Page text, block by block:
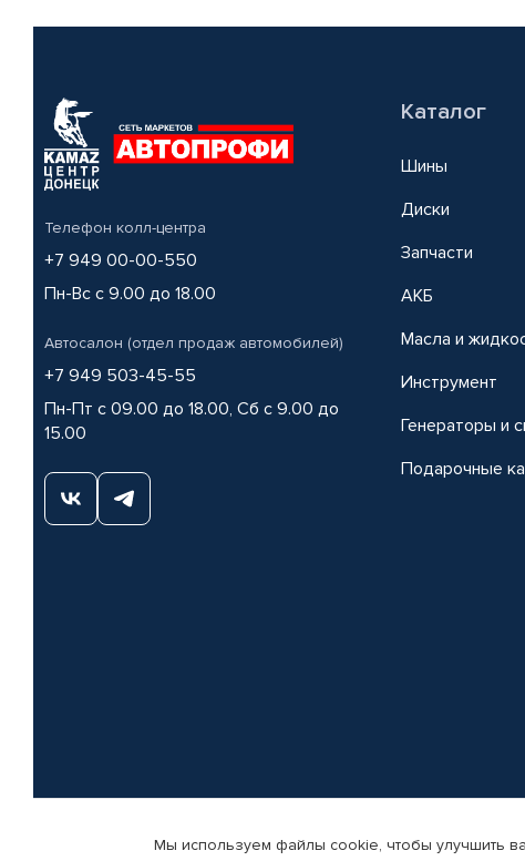
Телефон колл-центра
+7 949 00-00-550
Пн-Вс с 9.00 до 18.00
Автосалон (отдел продаж автомобилей)
+7 949 503-45-55
Пн-Пт с 09.00 до 18.00, Сб с 9.00 до
15.00
Каталог
Шины
Диски
Запчасти
АКБ
Масла и
Инструмент
Генераторы и
Подарочные
© КАМАЗ ЦЕНТР ДОНЕЦК, 2015-2026. Все права защищены. Интернет-
Мы используем файлы cookie, чтобы улучшить